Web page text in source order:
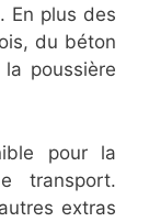
En plus des
du béton
poussière
pour la
transport.
extras